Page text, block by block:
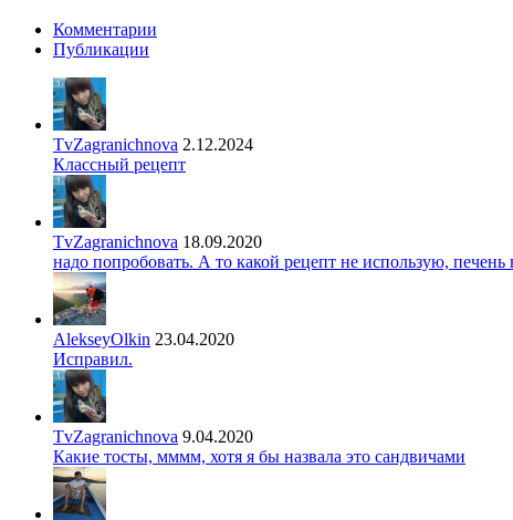
Комментарии
Публикации
TvZagranichnova 2.12.2024
Классный рецепт
TvZagranichnova 18.09.2020
надо попробовать. А то какой рецепт не использую,
AlekseyOlkin 23.04.2020
Исправил.
TvZagranichnova 9.04.2020
Какие тосты, мммм, хотя я бы назвала это сандвичами